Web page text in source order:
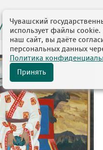
выставок
Чувашский
использует файлы
наш сайт, вы даёте
персональных данных
Политика
Принять